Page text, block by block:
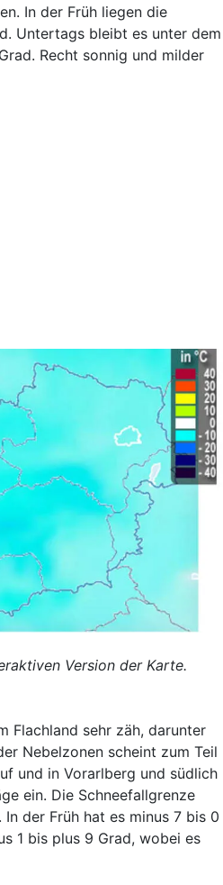
In der Früh liegen die
Untertags bleibt es unter dem
Recht sonnig und milder
Version der Karte.
Flachland sehr zäh, darunter
Nebelzonen scheint zum Teil
und in Vorarlberg und südlich
ein. Die Schneefallgrenze
der Früh hat es minus 7 bis 0
1 bis plus 9 Grad, wobei es